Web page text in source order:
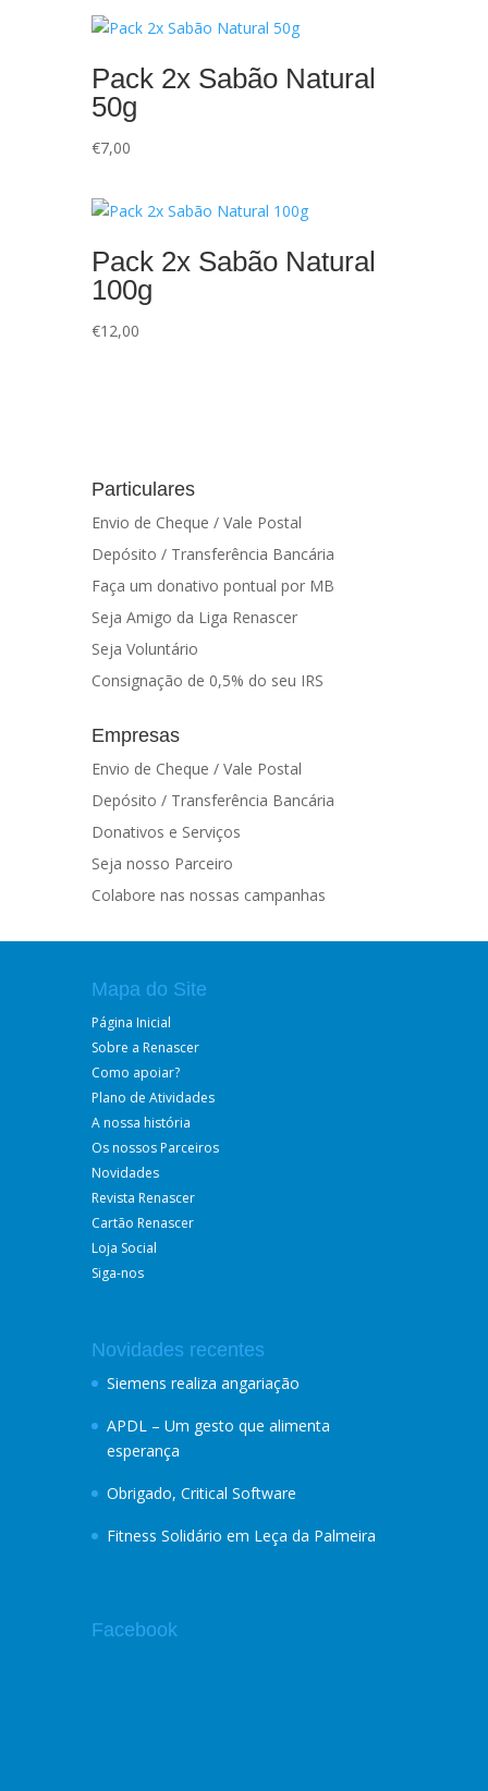
Pack 2x Sabão Natural
50g
€7,00
Pack 2x Sabão Natural
100g
€12,00
Particulares
Envio de Cheque / Vale Postal
Depósito / Transferência Bancária
Faça um donativo pontual por MB
Seja Amigo da Liga Renascer
Seja Voluntário
Consignação de 0,5% do seu IRS
Empresas
Envio de Cheque / Vale Postal
Depósito / Transferência Bancária
Donativos e Serviços
Seja nosso Parceiro
Colabore nas nossas campanhas
Mapa do Site
Página Inicial
Sobre a Renascer
Como apoiar?
Plano de Atividades
A nossa história
Os nossos Parceiros
Novidades
Revista Renascer
Cartão Renascer
Loja Social
Siga-nos
Novidades recentes
Siemens realiza angariação
APDL – Um gesto que alimenta
esperança
Obrigado, Critical Software
Fitness Solidário em Leça da Palmeira
Facebook